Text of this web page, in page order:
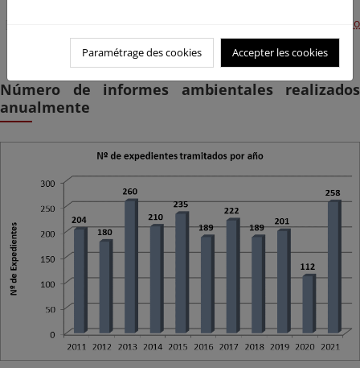
Subdirección General de Incentivos Regionales del Ministerio
de Hacienda.
Número de informes ambientales realizados
anualmente
Paramétrage des cookies Accepter les cookies